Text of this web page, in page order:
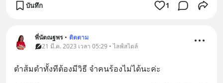
บันทึก 1
พี่นัตณฐพร • ติดตาม
21 มี.ค. 2023 เวลา 05:29 • ไลฟ์สไตล์
ตำส้มตำทั้งทีต้องมีวิธี จำคนร้องไม่ได้นะค่ะ